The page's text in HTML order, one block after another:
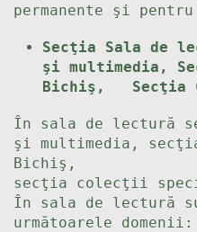
permanente şi
Secţia Sala de
şi multimedia,
Bichiş, Secţia
În sala de lectură
şi multimedia,
Bichiş,
secţia colecţii
În sala de lectură
următoarele